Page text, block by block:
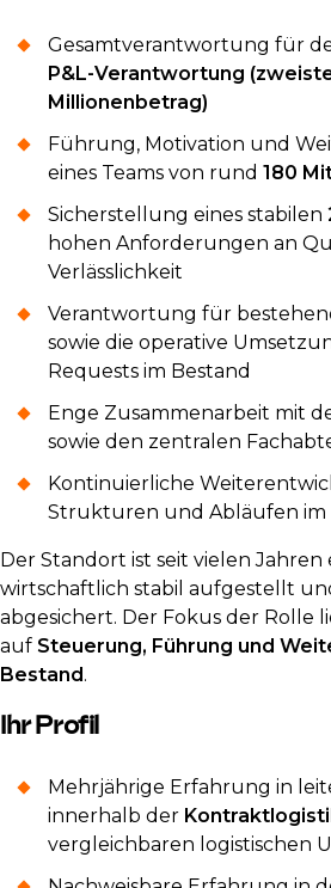
Gesamtverantwortung für
P&L-Verantwortung
Millionenbetrag)
Führung, Motivation und
eines Teams von rund 180
Sicherstellung eines stabilen
hohen Anforderungen an
Verlässlichkeit
Verantwortung für
sowie die operative
Requests im Bestand
Enge Zusammenarbeit mit
sowie den zentralen
Kontinuierliche
Strukturen und Abläufen im
Der Standort ist seit vielen Jahren
wirtschaftlich stabil aufgestellt
abgesichert. Der Fokus der Rolle
auf Steuerung, Führung und
Bestand.
Ihr Profil
Mehrjährige Erfahrung in
innerhalb der
vergleichbaren logistischen